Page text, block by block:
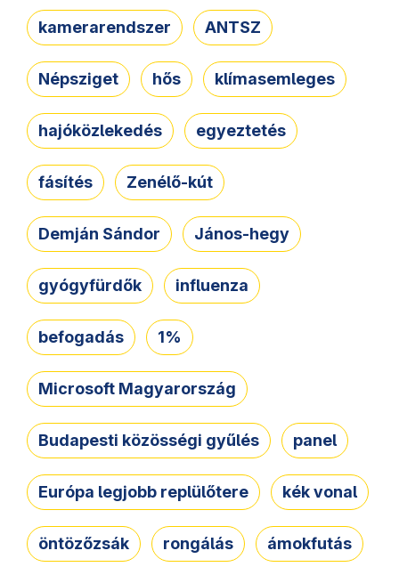
kamerarendszer ANTSZ
Népsziget hős klímasemleges
hajóközlekedés egyeztetés
fásítés Zenélő-kút
Demján Sándor János-hegy
gyógyfürdők influenza
befogadás 1%
Microsoft Magyarország
Budapesti közösségi gyűlés panel
Európa legjobb replülőtere kék vonal
öntözőzsák rongálás ámokfutás